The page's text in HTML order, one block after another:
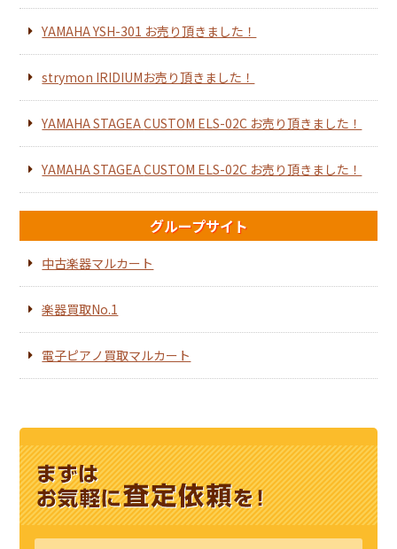
YAMAHA YSH-301 お売り頂きました！
strymon IRIDIUMお売り頂きました！
YAMAHA STAGEA CUSTOM ELS-02C お売り頂きました！
YAMAHA STAGEA CUSTOM ELS-02C お売り頂きました！
グループサイト
中古楽器マルカート
楽器買取No.1
電子ピアノ買取マルカート